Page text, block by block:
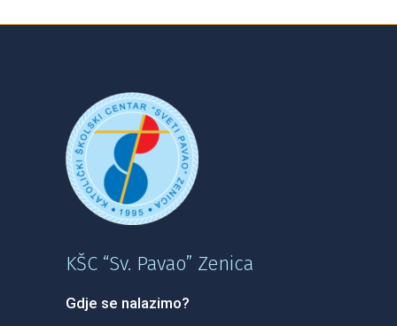
KŠC “Sv. Pavao” Zenica
Gdje se nalazimo?